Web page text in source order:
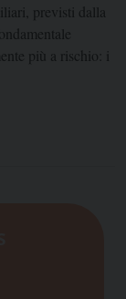
previsti dalla
più a rischio: i